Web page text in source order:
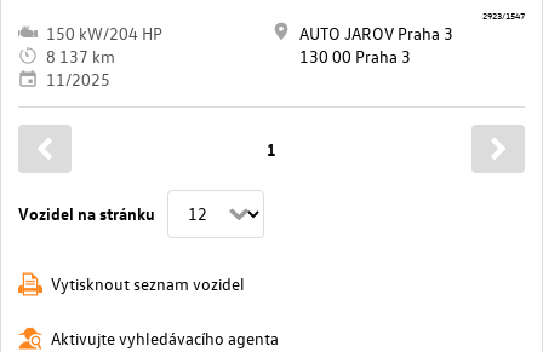
150 kW/204 HP
8 137 km
11/2025
AUTO JAROV Praha 3
130 00 Praha 3
2923/1547
Vozidel na stránku
1
Vytisknout seznam vozidel
Aktivujte vyhledávacího agenta